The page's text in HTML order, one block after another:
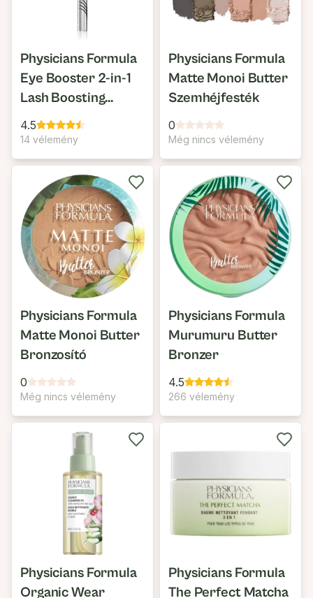
Physicians Formula
Eye Booster 2-in-1
Lash Boosting
Serum
4.5
14 vélemény
Physicians Formula
Matte Monoi Butter
Szemhéjfesték
0
Még nincs vélemény
Physicians Formula
Matte Monoi Butter
Bronzosító
0
Még nincs vélemény
Physicians Formula
Murumuru Butter
Bronzer
4.5
266 vélemény
Physicians Formula
Organic Wear
Physicians Formula
The Perfect Matcha